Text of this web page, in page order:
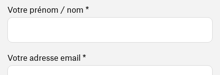
Votre prénom / nom *
Votre adresse email *